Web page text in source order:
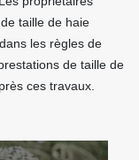
taille de haie
les règles de
de taille de
ces travaux.